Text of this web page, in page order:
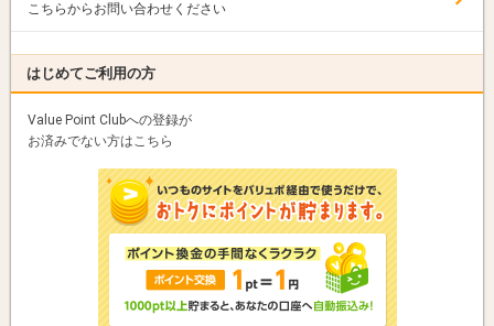
こちらからお問い合わせください
はじめてご利用の方
Value Point Clubへの登録が
お済みでない方はこちら